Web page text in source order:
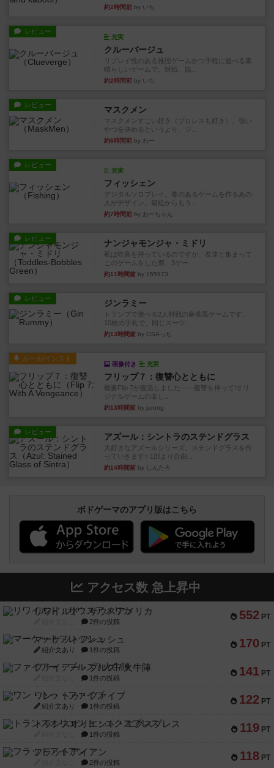
約2時間前 by いち
レビュー
充実
クルーバージュ
リプレイ性のある推理ゲームかつ手軽に遊べる素
晴らしいゲームで、対戦、協...
約2時間前 by いち
レビュー マスクメン
マスクメンすごい好き（プロレスも好き）。強い
やつを決めるというより、ジ...
約6時間前 by わー
レビュー
充実
フィッシェン
デジタルソロプレイ。毒のあるゲームを作るあの
人がデザイン。箱絵からもう...
約7時間前 by おーちゃん
レビュー ナンジャモンジャ・ミドリ
私は吃音を持っているのですが、友達と集まって
このゲームをした際、3ゲー...
約11時間前 by 155973
レビュー ジンラミー
トランプで遊べる2人対戦の麻雀風ゲームです。
10枚の手札で、同じスーツ...
約13時間前 by OSAっち
ルール/インスト
画像付き 充実
フリップ７：復讐心とともに
概要Flip 7が復活しました――復讐を伴って!オリ
ジナルゲームの楽し...
約13時間前 by jurong
レビュー アズール：シントラのステンドグラス
大好きなアズールシリーズ。ステンドグラスを作
っていきます✨1部より自由...
約14時間前 by しんたろ
ボドゲーマのアプリ版はこちら
アクセス数 急上昇中
552 PT
リワイルド：サウスアメリカ
2件の投稿
170 PT
マーケットフレッシュ
紹介文あり 1件の投稿
141 PT
ファイアー・ブルズ / 火牛陣
1件の投稿
122 PT
ワン・トゥ・ファイブ
紹介文あり 1件の投稿
119 PT
トランスオリエント・エクスプレス
1件の投稿
118 PT
フラットアイアン
2件の投稿